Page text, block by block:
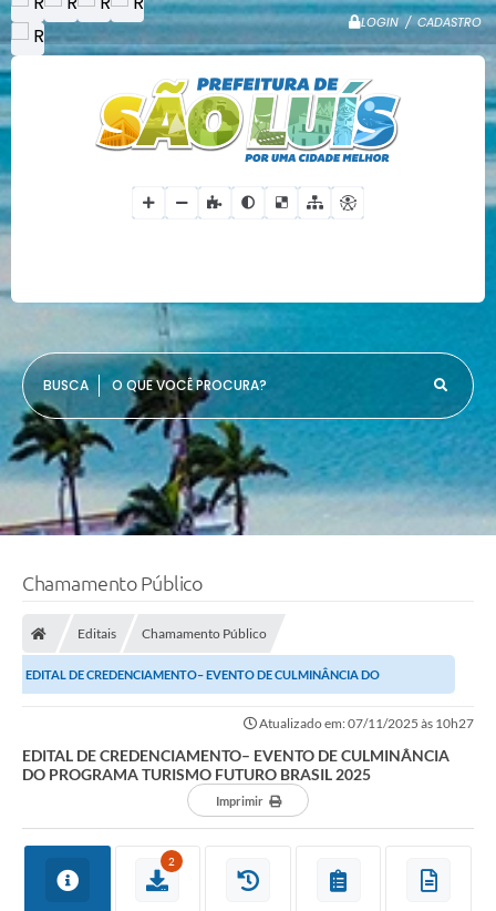
LOGIN / CADASTRO
O QUE VOCÊ PROCURA?
Chamamento Público
Editais Chamamento Público
EDITAL DE CREDENCIAMENTO– EVENTO DE CULMINÂNCIA DO
PROGRAMA TURISMO FUTURO BRASIL 2025
Atualizado em: 07/11/2025 às 10h27
EDITAL DE CREDENCIAMENTO– EVENTO DE CULMINÂNCIA
DO PROGRAMA TURISMO FUTURO BRASIL 2025
Imprimir
2